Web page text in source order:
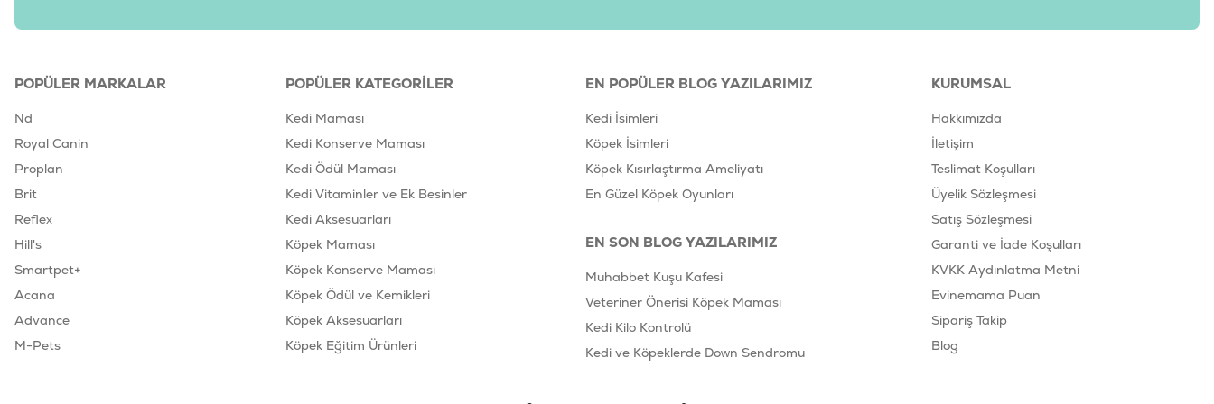
POPÜLER MARKALAR
Nd
Royal Canin
Proplan
Brit
Reflex
Hill's
Smartpet+
Acana
Advance
M-Pets
POPÜLER KATEGORILER
Kedi Maması
Kedi Konserve Maması
Kedi Ödül Maması
Kedi Vitaminler ve Ek Besinler
Kedi Aksesuarları
Köpek Maması
Köpek Konserve Maması
Köpek Ödül ve Kemikleri
Köpek Aksesuarları
Köpek Eğitim Ürünleri
EN POPÜLER BLOG YAZILARIMIZ
Kedi İsimleri
Köpek İsimleri
Köpek Kısırlaştırma Ameliyatı
En Güzel Köpek Oyunları
EN SON BLOG YAZILARIMIZ
Muhabbet Kuşu Kafesi
Veteriner Önerisi Köpek Maması
Kedi Kilo Kontrolü
Kedi ve Köpeklerde Down Sendromu
KURUMSAL
Hakkımızda
İletişim
Teslimat Koşulları
Üyelik Sözleşmesi
Satış Sözleşmesi
Garanti ve İade Koşulları
KVKK Aydınlatma Metni
Evinemama Puan
Sipariş Takip
Blog